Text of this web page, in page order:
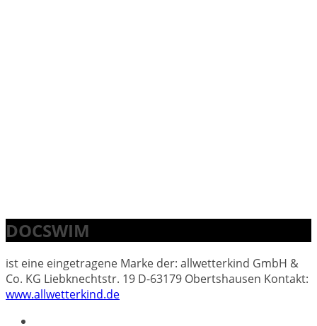
DOCSWIM
ist eine eingetragene Marke der: allwetterkind GmbH &
Co. KG Liebknechtstr. 19 D-63179 Obertshausen Kontakt:
www.allwetterkind.de